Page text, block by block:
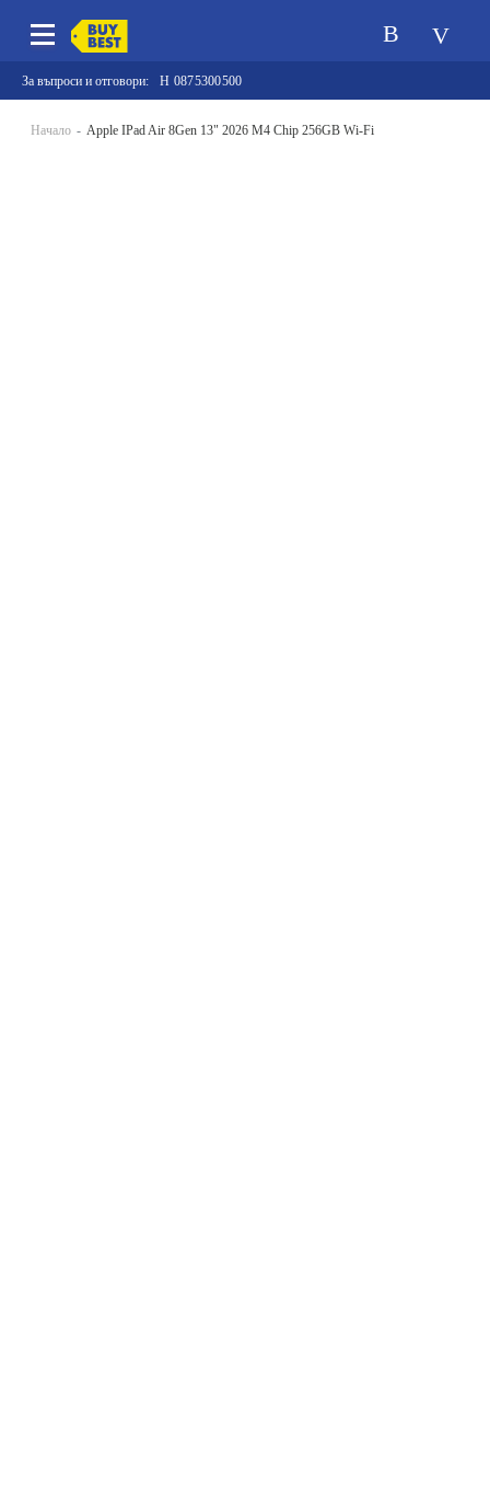
За въпроси и отговори: 0875300500
Начало Apple IPad Air 8Gen 13" 2026 M4 Chip 256GB Wi-Fi